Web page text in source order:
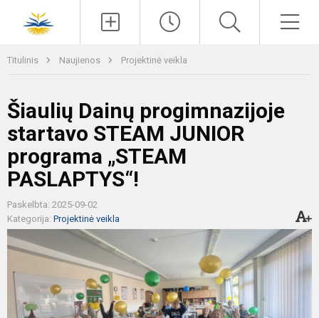
Titulinis Naujienos Projektinė veikla
Šiaulių Dainų progimnazijoje
startavo STEAM JUNIOR
programa „STEAM
PASLAPTYS“!
Paskelbta: 2025-09-02
Kategorija: Projektinė veikla